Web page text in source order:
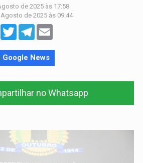
de 2025 às 17:58
de 2025 às 09:44
Messenger
TwitterTelegram
Google News
no Whatsapp